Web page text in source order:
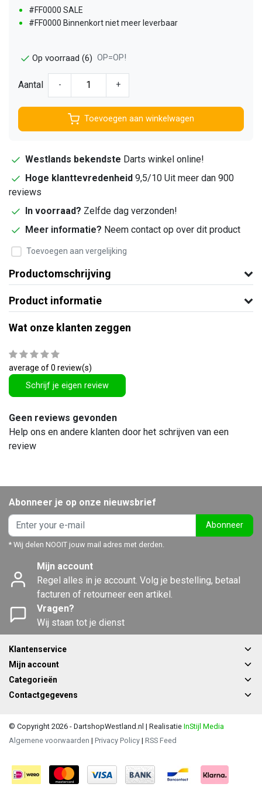
#FF0000 SALE
#FF0000 Binnenkort niet meer leverbaar
Op voorraad (6) OP=OP!
Aantal - +
Toevoegen aan winkelwagen
Westlands bekendste Darts winkel online!
Hoge klanttevredenheid 9,5/10 Uit meer dan 900
reviews
In voorraad? Zelfde dag verzonden!
Meer informatie? Neem contact op over dit product
Toevoegen aan vergelijking
Productomschrijving
Product informatie
Wat onze klanten zeggen
average of 0 review(s)
Schrijf je eigen review
Geen reviews gevonden
Help ons en andere klanten door het schrijven van een
review
Abonneer je op onze nieuwsbrief
Abonneer
* Wij delen NOOIT jouw mail adres met derden.
Mijn account
Regel alles in je account. Volg je bestelling, betaal
facturen of retourneer een artikel.
Vragen?
Wij staan tot je dienst
Klantenservice
Mijn account
Categorieën
Contactgegevens
© Copyright 2026 - DartshopWestland.nl | Realisatie InStijl Media
Algemene voorwaarden | Privacy Policy | RSS Feed